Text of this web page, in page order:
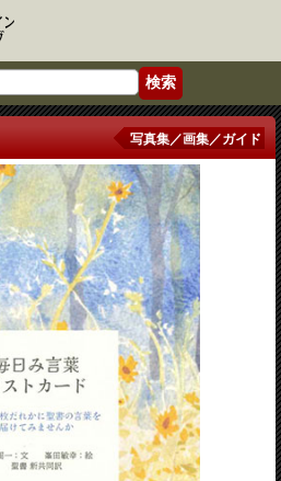
写真集／画集／ガイド